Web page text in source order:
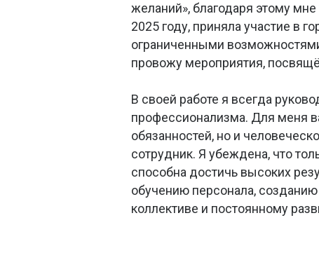
желаний», благодаря этому
2025 году, приняла участие в
ограниченными
провожу мероприятия,
В своей работе я всегда
профессионализма. Для меня
обязанностей, но и
сотрудник. Я убеждена, что
способна достичь высоких
обучению персонала, созданию
коллективе и постоянному